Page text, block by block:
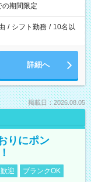
期間限定
/ シフト勤務 / 10名以
詳細へ
掲載日：2026.08.05
りにポン
迎
ブランクOK